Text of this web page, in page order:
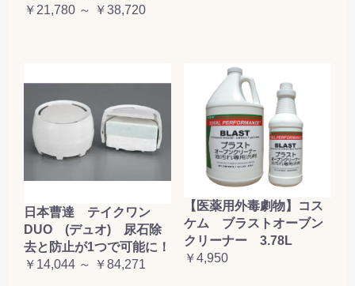
￥21,780 ～ ￥38,720
日本曹達 テイクワン
DUO (デュオ) 尿石除
去と防止が1つで可能に！
￥14,044 ～ ￥84,271
【医薬用外毒劇物】コス
ケム ブラストオーブン
クリーナー 3.78L
￥4,950